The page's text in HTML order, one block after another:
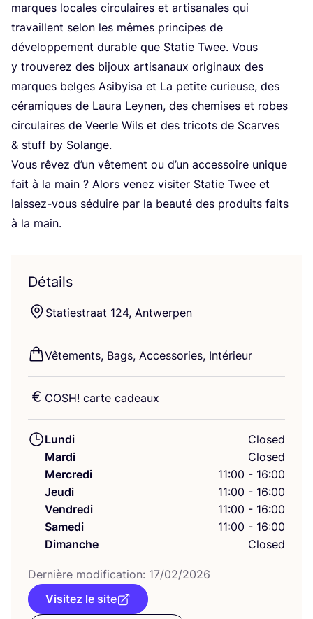
marques locales cir­cu­laires et arti­sa­nales qui
tra­vaillent selon les mêmes prin­cipes de
déve­lop­pe­ment durable que Sta­tie Twee. Vous
y trou­ve­rez des bijoux arti­sa­naux ori­gi­naux des
marques belges Asi­byi­sa et La petite curieuse, des
céra­miques de Lau­ra Ley­nen, des che­mises et robes
cir­cu­laires de Veerle Wils et des tri­cots de Scarves
& stuff by Solange.
Vous rêvez d’un vête­ment ou d’un acces­soire unique
fait à la main ? Alors venez visi­ter Sta­tie Twee et
lais­sez-vous séduire par la beau­té des pro­duits faits
à la main.
Détails
Sta­ties­traat 124, Antwerpen
Vête­ments, Bags, Acces­so­ries, Intérieur
COSH! carte cadeaux
Lundi
Closed
Mardi
Closed
Mercredi
11:00 - 16:00
Jeudi
11:00 - 16:00
Vendredi
11:00 - 16:00
Samedi
11:00 - 16:00
Dimanche
Closed
Der­nière modi­fi­ca­tion: 17/02/2026
Visitez le site